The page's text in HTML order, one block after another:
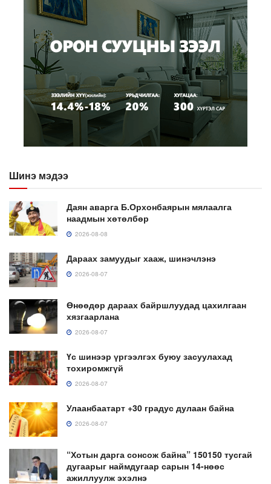
Шинэ мэдээ
Даян аварга Б.Орхонбаярын мялаалга
наадмын хөтөлбөр
2026-08-08
Дараах замуудыг хааж, шинэчлэнэ
2026-08-07
Өнөөдөр дараах байршлуудад цахилгаан
хязгаарлана
2026-08-07
Үс шинээр үргээлгэх буюу засуулахад
тохиромжгүй
2026-08-07
Улаанбаатарт +30 градус дулаан байна
2026-08-07
“Хотын дарга сонсож байна” 150150 тусгай
дугаарыг наймдугаар сарын 14-нөөс
ажиллуулж эхэлнэ